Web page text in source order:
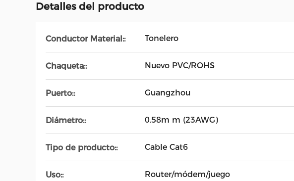
Detalles del producto
Conductor Material:: Tonelero
Chaqueta:: Nuevo PVC/ROHS
Puerto:: Guangzhou
Diámetro:: 0.58m m (23AWG)
Tipo de producto:: Cable Cat6
Uso:: Router/módem/juego